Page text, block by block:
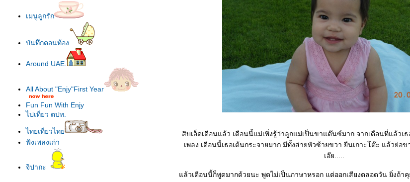
เมนูลูกรัก
บันทึกตอนท้อง
Around UAE.
All About "Enjy"First Year
Fun Fun With Enjy
ไปเที่ยว ตปท.
ไทยเที่ยวไท
ฟังเพลงเก่า
จิปาถะ
สิบเอ็ดเดือนแล้ว เดือนนี้แม่เพิ่งรู้ว่าลูกแม่เป็นขาแด๊นซ์มาก จากเดือนที่แล้วเ
เพลง เดือนนี้เธอเต้นกระจายมาก มีทั้งส่ายหัวซ้ายขวา ยืนเกาะโต๊ะ แล้วย่อ
เอ๊ย.....
ล้วเดือนนี้ก็พูดมากด้วยนะ พูดไม่เป็นภาษาหรอก แต่ออกเสียงตลอดวัน ยิ่งถ้า